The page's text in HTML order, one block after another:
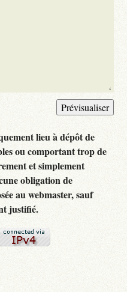
lieu à dépôt de
ou comportant trop de
et simplement
obligation de
au webmaster, sauf
justifié.